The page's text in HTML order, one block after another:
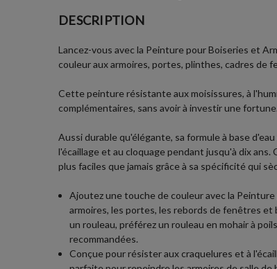
DESCRIPTION
Lancez-vous avec la Peinture pour Boiseries et
couleur aux armoires, portes, plinthes, cadres de
Cette peinture résistante aux moisissures, à
complémentaires, sans avoir à investir une fortune.
Aussi durable qu'élégante, sa formule à base
l'écaillage et au cloquage pendant jusqu'à dix
plus faciles que jamais grâce à sa spécificité qui
Ajoutez une touche de couleur avec la
armoires, les portes, les rebords de fenêtres
un rouleau, préférez un rouleau en mohair à
recommandées.
Conçue pour résister aux craquelures et à